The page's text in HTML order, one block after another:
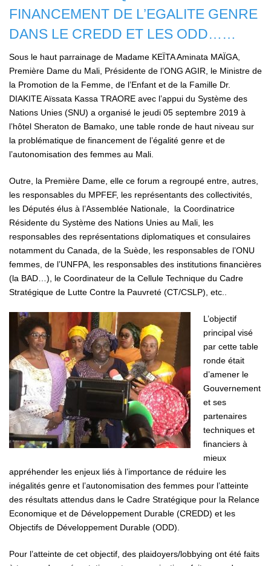
FINANCEMENT DE L’EGALITE GENRE
DANS LE CREDD ET LES ODD……
Sous le haut parrainage de Madame KEÏTA Aminata MAÏGA,
Première Dame du Mali, Présidente de l’ONG AGIR, le Ministre de
la Promotion de la Femme, de l’Enfant et de la Famille Dr.
DIAKITE Aïssata Kassa TRAORE avec l’appui du Système des
Nations Unies (SNU) a organisé le jeudi 05 septembre 2019 à
l’hôtel Sheraton de Bamako, une table ronde de haut niveau sur
la problématique de financement de l’égalité genre et de
l’autonomisation des femmes au Mali.
Outre, la Première Dame, elle ce forum a regroupé entre, autres,
les responsables du MPFEF, les représentants des collectivités,
les Députés élus à l’Assemblée Nationale, la Coordinatrice
Résidente du Système des Nations Unies au Mali, les
responsables des représentations diplomatiques et consulaires
notamment du Canada, de la Suède, les responsables de l’ONU
femmes, de l’UNFPA, les responsables des institutions financières
(la BAD…), le Coordinateur de la Cellule Technique du Cadre
Stratégique de Lutte Contre la Pauvreté (CT/CSLP), etc..
L’objectif
principal visé
par cette table
ronde était
d’amener le
Gouvernement
et ses
partenaires
techniques et
financiers à
mieux
appréhender les enjeux liés à l’importance de réduire les
inégalités genre et l’autonomisation des femmes pour l’atteinte
des résultats attendus dans le Cadre Stratégique pour la Relance
Economique et de Développement Durable (CREDD) et les
Objectifs de Développement Durable (ODD).
Pour l’atteinte de cet objectif, des plaidoyers/lobbying ont été faits